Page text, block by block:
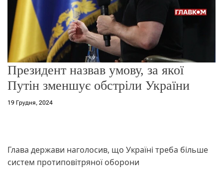
Президент назвав умову, за якої
Путін зменшує обстріли України
19 Грудня, 2024
Глава держави наголосив, що Україні треба більше
систем протиповітряної оборони